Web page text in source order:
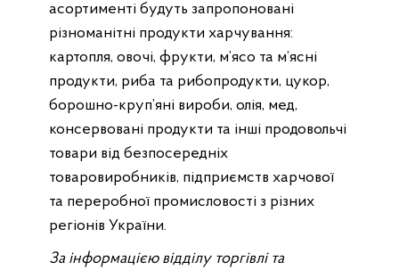
асортименті будуть запропоновані
різноманітні продукти харчування:
картопля, овочі, фрукти, м’ясо та м’ясні
продукти, риба та рибопродукти, цукор,
борошно-круп’яні вироби, олія, мед,
консервовані продукти та інші продовольчі
товари від безпосередніх
товаровиробників, підприємств харчової
та переробної промисловості з різних
регіонів України.
За інформацією відділу торгівлі та